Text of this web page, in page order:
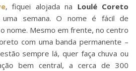
, fiquei alojada na Loulé Coreto
uma semana. O nome é fácil de
nome. Mesmo em frente, no centro
com uma banda permanente –
sempre lá, quer faça chuva ou
bem central, a cerca de 300